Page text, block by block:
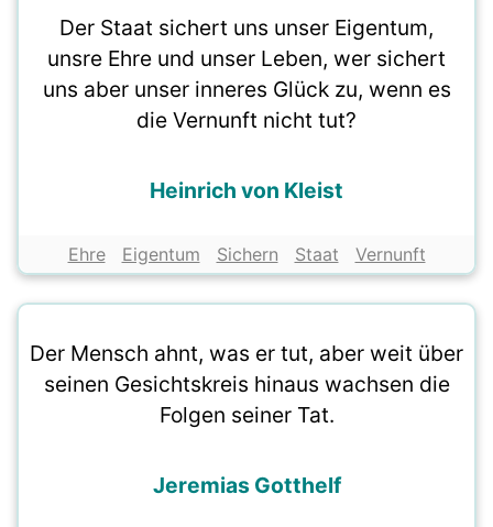
Der Staat sichert uns unser Eigentum,
unsre Ehre und unser Leben, wer sichert
uns aber unser inneres Glück zu, wenn es
die Vernunft nicht tut?
Heinrich von Kleist
Ehre Eigentum Sichern Staat Vernunft
Der Mensch ahnt, was er tut, aber weit über
seinen Gesichtskreis hinaus wachsen die
Folgen seiner Tat.
Jeremias Gotthelf